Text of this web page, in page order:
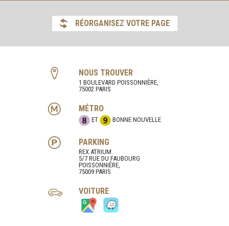
RÉORGANISEZ VOTRE PAGE
NOUS TROUVER
1 BOULEVARD POISSONNIÈRE,
75002 PARIS
MÉTRO
ET BONNE NOUVELLE
PARKING
REX ATRIUM
5/7 RUE DU FAUBOURG
POISSONNIÈRE,
75009 PARIS
VOITURE